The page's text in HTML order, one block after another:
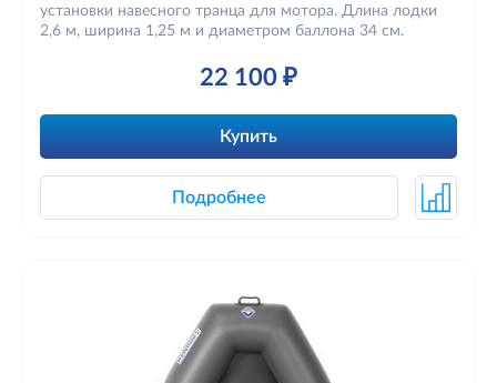
установки навесного транца для мотора. Длина лодки
2,6 м, ширина 1,25 м и диаметром баллона 34 см.
22 100 ₽
Купить
Подробнее